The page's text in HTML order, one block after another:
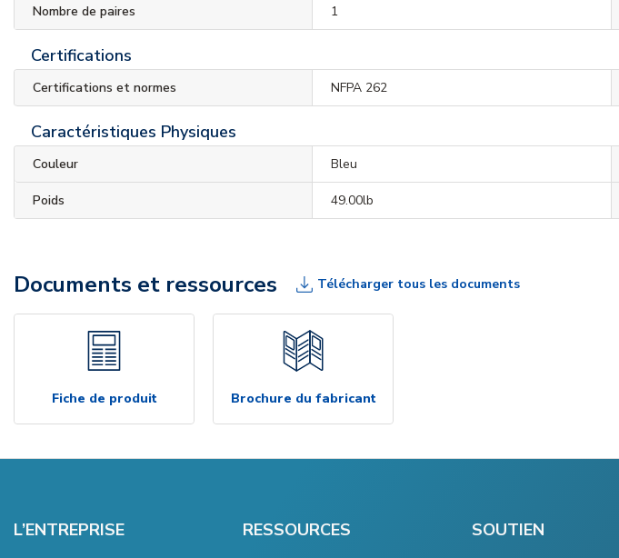
Nombre de paires 1
Certifications
Certifications et normes NFPA 262
Caractéristiques Physiques
Couleur Bleu
Poids 49.00lb
Documents et ressources Télécharger tous les documents
Fiche de produit Brochure du fabricant
L’ENTREPRISE RESSOURCES SOUTIEN